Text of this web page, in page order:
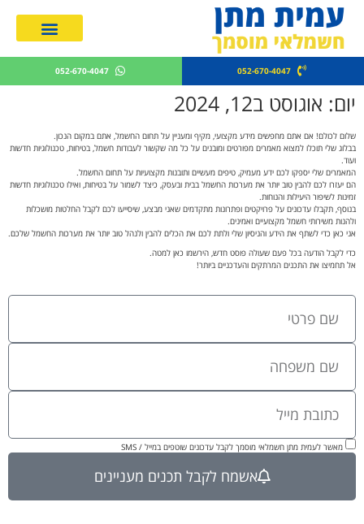
052-670-4047
052-670-4047
יום: אוגוסט ב12, 2024
שלום לכולם! אם אתם מחפשים מידע מקצועי, מקיף ומעניין על תחום החשמל, אתם במקום הנכון.
בבלוג שלי תוכלו למצוא מאמרים מפורטים ומובנים על כל מה שקשור לעבודות חשמל, בטיחות, טכנולוגיות חדשות
ועוד.
המאמרים שלי יספקו לכם ידע מעמיק, טיפים מעשיים ותובנות מקצועיות על תחום החשמל.
הם יעזרו לכם להבין טוב יותר את מערכות החשמל בבית ובעסק, כיצד לשמור על בטיחות, ואילו טכנולוגיות חדשות
זמינות לשיפור היעילות והנוחות.
בנוסף, תקבלו עדכונים על פרויקטים ופתרונות מתקדמים שאני מבצע, שיסייעו לכם לקבל החלטות מושכלות
ולהנות משירותי חשמל מקצועיים ואמינים.
אני כאן כדי לשתף את הידע והניסיון שלי ולתת לכם את הכלים להבין ולנהל טוב יותר את מערכות החשמל שלכם.
כדי לקבל הודעה בכל פעם שעולה פוסט חדש, הירשמו כאן למטה.
אל תחמיצו את התכנים המרתקים והעדכניים ביותר!
מאשר לעמית מתן חשמלאי מוסמך לקבל עדכונים שוטפים במייל / SMS
אשמח לקבל תכנים מעניינים